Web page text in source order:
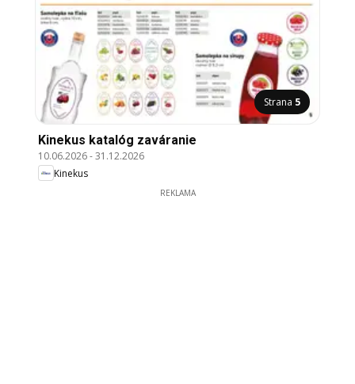
Strana 5
Kinekus katalóg zaváranie
10.06.2026-31.12.2026
Kinekus
REKLAMA